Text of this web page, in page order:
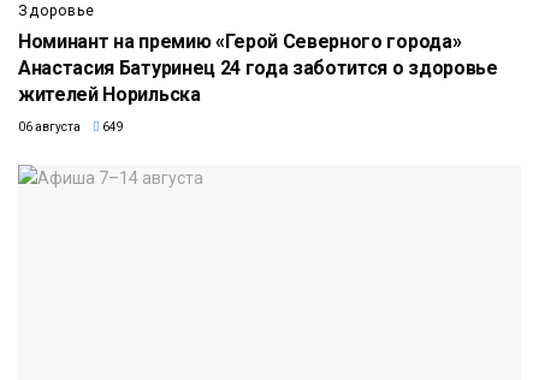
Здоровье
Номинант на премию «Герой Северного города»
Анастасия Батуринец 24 года заботится о здоровье
жителей Норильска
06 августа 649